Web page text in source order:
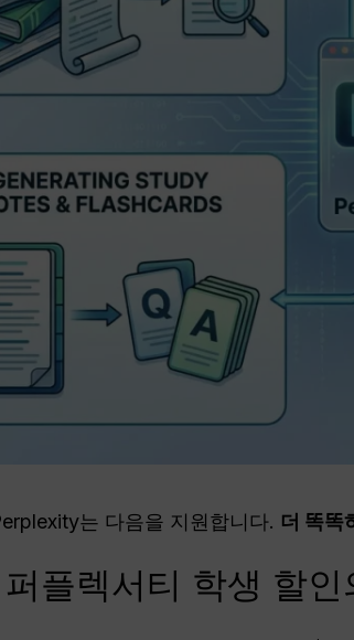
는 다음을 지원합니다. 더 똑똑
플렉서티 학생 할인